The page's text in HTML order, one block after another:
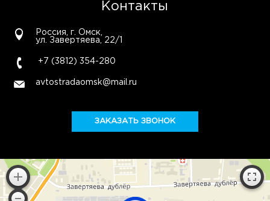
Контакты
Россия, г. Омск,
ул. Завертяева, 22/1
+7 (3812) 354-280
avtostradaomsk@mail.ru
ЗАКАЗАТЬ ЗВОНОК